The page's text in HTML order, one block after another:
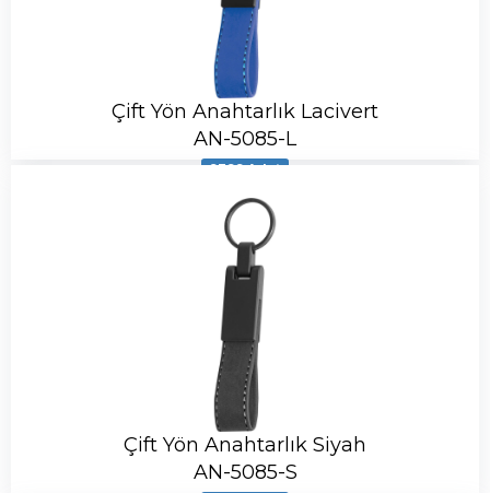
Çift Yön Anahtarlık Lacivert
AN-5085-L
9399 Adet
Çift Yön Anahtarlık Siyah
AN-5085-S